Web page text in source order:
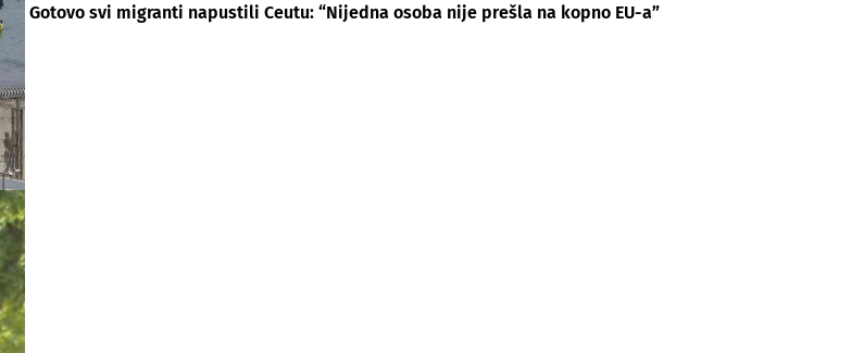
Gotovo svi migranti napustili Ceutu: “Nijedna osoba nije prešla na kopno EU-a”